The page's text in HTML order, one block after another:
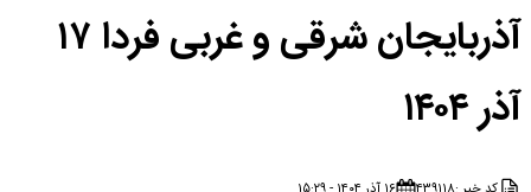
آذربایجان شرقی و غربی فردا ۱۷
آذر ۱۴۰۴